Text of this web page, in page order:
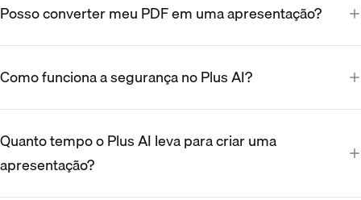
Posso converter meu PDF em uma apresentação?
Como funciona a segurança no Plus AI?
Quanto tempo o Plus AI leva para criar uma
apresentação?